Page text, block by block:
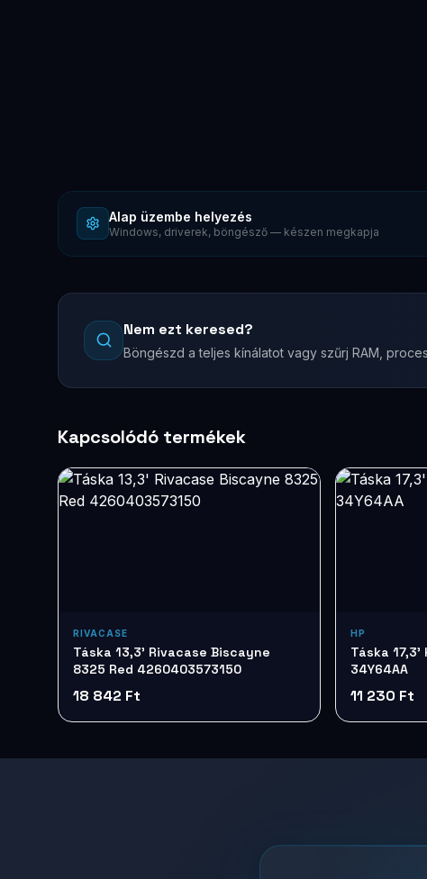
Alap üzembe helyezés
Windows, driverek, böngésző — készen megkapja
Nem ezt keresed?
Böngészd a teljes kínálatot vagy szűrj RAM,
Kapcsolódó termékek
RIVACASE
Táska 13,3' Rivacase Biscayne
8325 Red 4260403573150
18 842 Ft
HP
Táska 17,3'
34Y64AA
11 230 Ft